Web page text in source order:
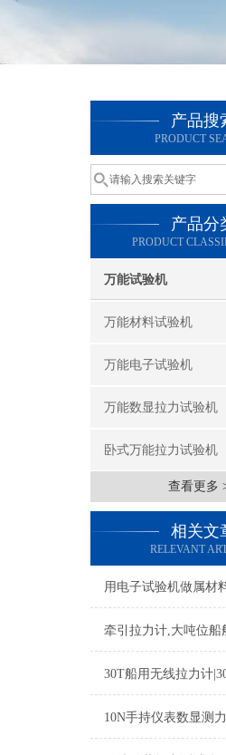
产品搜
PRODUCT
产品分
PRODUCT
万能试验机
万能材料试验机
万能电子试验机
万能数显拉力试验机
卧式万能拉力试验机
查看更多
相关文
RELEVANT